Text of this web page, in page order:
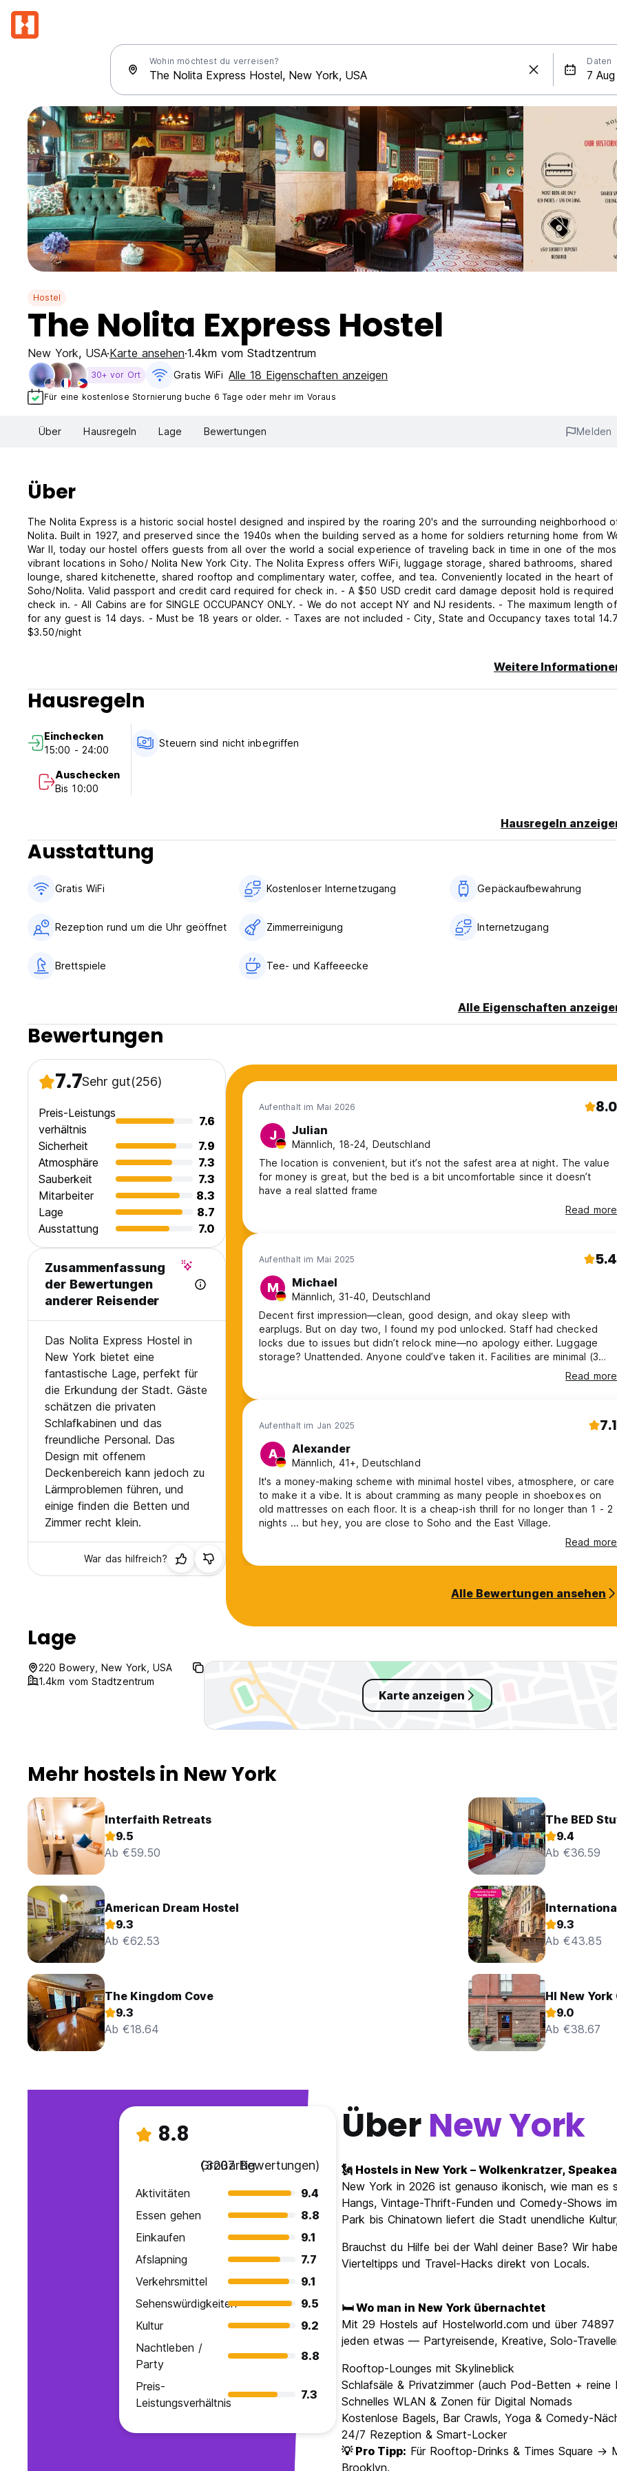
Wohin möchtest du verreisen? Daten
Hostel
The Nolita Express Hostel
New York, USA Karte ansehen 1.4km vom Stadtzentrum
30+ vor Ort Gratis WiFi Alle 18 Eigenschaften anzeigen
Für eine kostenlose Stornierung buche 6 Tage oder mehr im Voraus
Über Hausregeln Lage Bewertungen Melden
Über
The Nolita Express is a historic social hostel designed and inspired by the roaring 20's and the surrounding neighborhood
Nolita. Built in 1927, and preserved since the 1940s when the building served as a home for soldiers returning home from
War II, today our hostel offers guests from all over the world a social experience of traveling back in time in one of the
vibrant locations in Soho/ Nolita New York City. The Nolita Express offers WiFi, luggage storage, shared bathrooms, shared
lounge, shared kitchenette, shared rooftop and complimentary water, coffee, and tea. Conveniently located in the heart of
Soho/Nolita. Valid passport and credit card required for check in. - A $50 USD credit card damage deposit hold is required
check in. - All Cabins are for SINGLE OCCUPANCY ONLY. - We do not accept NY and NJ residents. - The maximum length
for any guest is 14 days. - Must be 18 years or older. - Taxes are not included - City, State and Occupancy taxes total 14.75% +
$3.50/night
Weitere
Hausregeln
Einchecken
15:00 - 24:00
Auschecken
Bis 10:00
Steuern sind nicht inbegriffen
Hausregeln
Ausstattung
Gratis WiFi Kostenloser Internetzugang Gepäckaufbewahrung
Rezeption rund um die Uhr geöffnet Zimmerreinigung Internetzugang
Brettspiele Tee- und Kaffeeecke
Alle Eigenschaften
Bewertungen
7.7Sehr gut(256)
Preis-Leistungs
verhältnis
7.6
Sicherheit
7.9
Atmosphäre
7.3
Sauberkeit
7.3
Mitarbeiter
8.3
Lage
8.7
Ausstattung
7.0
Zusammenfassung
der Bewertungen
anderer Reisender
Das Nolita Express Hostel in
New York bietet eine
fantastische Lage, perfekt für
die Erkundung der Stadt. Gäste
schätzen die privaten
Schlafkabinen und das
freundliche Personal. Das
Design mit offenem
Deckenbereich kann jedoch zu
Lärmproblemen führen, und
einige finden die Betten und
Zimmer recht klein.
War das hilfreich?
Aufenthalt im Mai 2026 8.0
J Julian
Männlich, 18-24, Deutschland
The location is convenient, but it’s not the safest area at night. The value
for money is great, but the bed is a bit uncomfortable since it doesn’t
have a real slatted frame
Read more
Aufenthalt im Mai 2025 5.4
M Michael
Männlich, 31-40, Deutschland
Decent first impression—clean, good design, and okay sleep with
earplugs. But on day two, I found my pod unlocked. Staff had checked
locks due to issues but didn’t relock mine—no apology either. Luggage
storage? Unattended. Anyone could’ve taken it. Facilities are minimal (3
showers/toilets for ~40 pods), and “deluxe” windows barely work.
Cameras in combination with no pod ceiling raise privacy concerns. Feels
Read more
Aufenthalt im Jan 2025 7.1
A Alexander
Männlich, 41+, Deutschland
It's a money-making scheme with minimal hostel vibes, atmosphere, or care
to make it a vibe. It is about cramming as many people in shoeboxes on
old mattresses on each floor. It is a cheap-ish thrill for no longer than 1 - 2
nights ... but hey, you are close to Soho and the East Village.
Read more
Alle Bewertungen ansehen
Lage
220 Bowery, New York, USA
1.4km vom Stadtzentrum
Karte anzeigen
Mehr hostels in New York
Interfaith Retreats
9.5
Ab €59.50
The BED
9.4
Ab €36.59
American Dream Hostel
9.3
Ab €62.53
9.3
Ab €43.85
The Kingdom Cove
9.3
Ab €18.64
HI New
9.0
Ab €38.67
8.8
Großartig
(3207 Bewertungen)
Aktivitäten
9.4
Essen gehen
8.8
Einkaufen
9.1
Afslapning
7.7
Verkehrsmittel
9.1
Sehenswürdigkeiten
9.5
Kultur
9.2
Nachtleben /
Party
8.8
Preis-
Leistungsverhältnis
7.3
ÜberNew York
🗽 Hostels in New York – Wolkenkratzer,
New York in 2026 ist genauso ikonisch, wie man
Hangs, Vintage-Thrift-Funden und Comedy-Shows
Park bis Chinatown liefert die Stadt unendliche
Brauchst du Hilfe bei der Wahl deiner Base? Wir
Vierteltipps und Travel-Hacks direkt von Locals.
🛏️ Wo man in New York übernachtet
Mit 29 Hostels auf Hostelworld.com und über
jeden etwas — Partyreisende, Kreative, Solo-
Rooftop-Lounges mit Skylineblick
Schlafsäle & Privatzimmer (auch Pod-Betten + reine
Schnelles WLAN & Zonen für Digital Nomads
Kostenlose Bagels, Bar Crawls, Yoga & Comedy-
24/7 Rezeption & Smart-Locker
💡 Pro Tipp: Für Rooftop-Drinks & Times Square →
Brooklyn.